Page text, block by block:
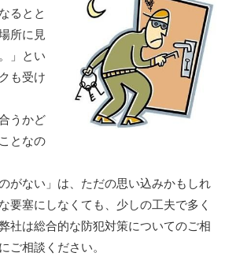
るとと
所に見
」とい
も受け
うかど
となの
がない」は、ただの思い込みかもしれ
要塞にしなくても、少しの工夫で多く
社は総合的な防犯対策についてのご相
ご相談ください。